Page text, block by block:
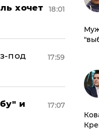
хочет
18:01
под
17:59
и
17:07